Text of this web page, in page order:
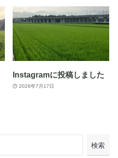
Instagramに投稿しました
2026年7月17日
検索